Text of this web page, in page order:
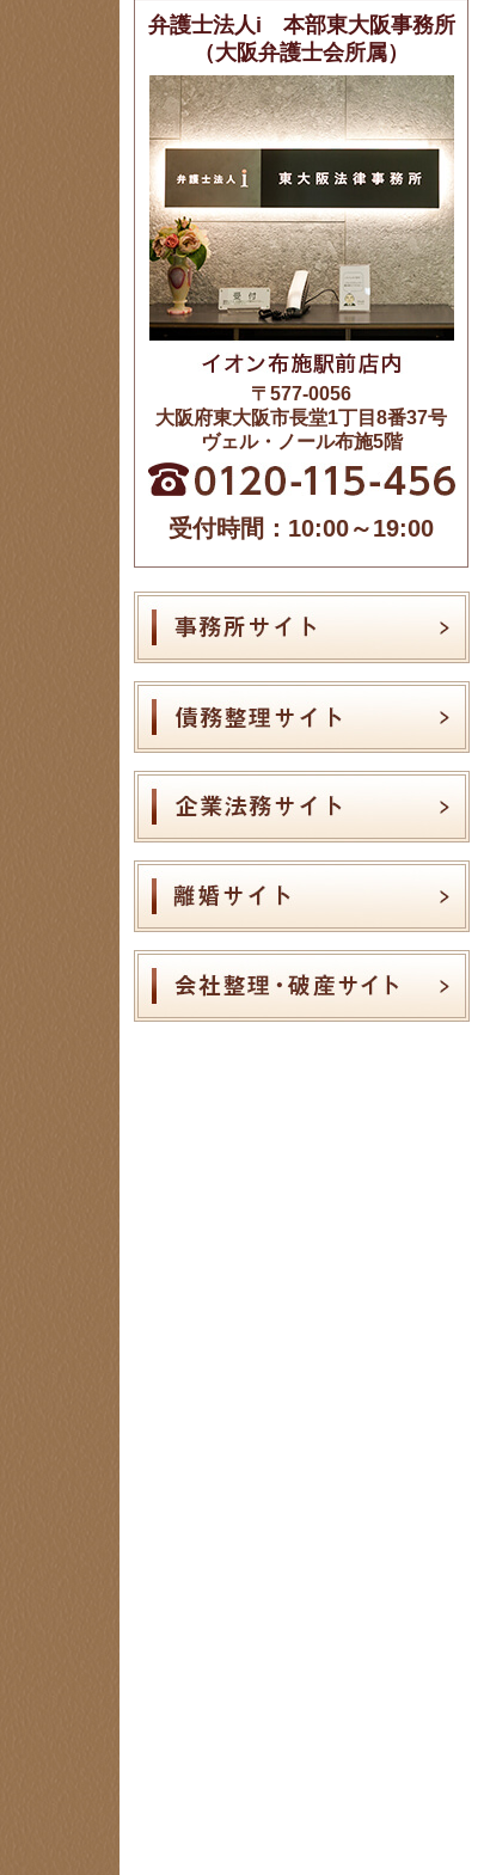
弁護士法人i 本部東大阪事務所
（大阪弁護士会所属）
〒577-0056
大阪府東大阪市長堂1丁目8番37号
ヴェル・ノール布施5階
受付時間：10:00～19:00